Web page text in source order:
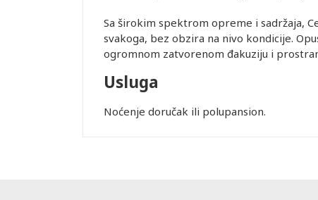
Sa širokim spektrom opreme i sadržaja,
svakoga, bez obzira na nivo kondicije.
ogromnom zatvorenom đakuziju i
Usluga
Noćenje doručak ili polupansion.